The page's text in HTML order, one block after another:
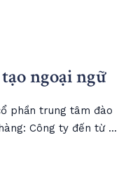
ngoại ngữ
phần trung tâm đào
Công ty đến từ ...